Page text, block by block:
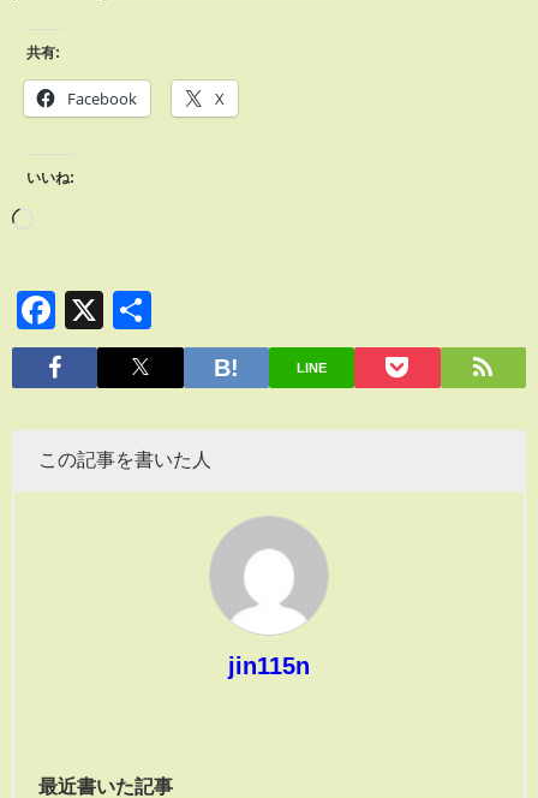
共有:
Facebook X
いいね:
Facebook
X
有
LINE
この記事を書いた人
jin115n
最近書いた記事